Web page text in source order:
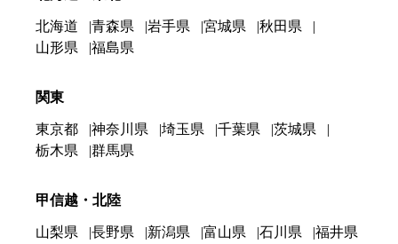
北海道 青森県 岩手県 宮城県
秋田県
山形県
福島県
関東
東京都 神奈川県 埼玉県 千葉県
茨城県
栃木県
群馬県
甲信越・北陸
山梨県 長野県 新潟県 富山県 石川県 福井県